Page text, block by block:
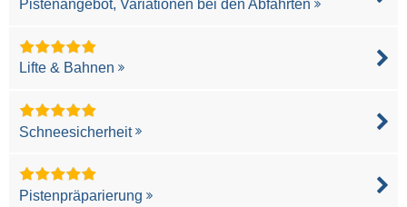
Pistenangebot, Variationen bei den Abfahrten
Lifte & Bahnen
Schneesicherheit
Pistenpräparierung